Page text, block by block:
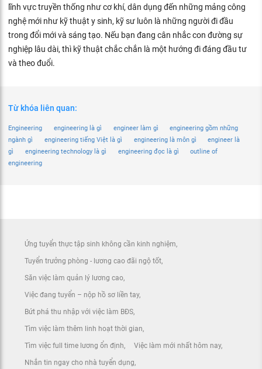
lĩnh vực truyền thống như cơ khí, dân dụng đến những mảng công
nghệ mới như kỹ thuật y sinh, kỹ sư luôn là những người đi đầu
trong đổi mới và sáng tạo. Nếu bạn đang cân nhắc con đường sự
nghiệp lâu dài, thì kỹ thuật chắc chắn là một hướng đi đáng đầu tư
và theo đuổi.
Từ khóa liên quan:
Engineering engineering là gì engineer làm gì
engineering gồm những
ngành gì
engineering tiếng Việt là gì engineering là môn gì
engineer là
gì
engineering technology là gì engineering đọc là gì
outline of
engineering
Ứng tuyển thực tập sinh không cần kinh nghiệm
Tuyển trưởng phòng - lương cao đãi ngộ tốt
Săn việc làm quản lý lương cao
Việc đang tuyển – nộp hồ sơ liền tay
Bứt phá thu nhập với việc làm BĐS
Tìm việc làm thêm linh hoạt thời gian
Tìm việc full time lương ổn định Việc làm mới nhất hôm nay
Nhắn tin ngay cho nhà tuyển dụng